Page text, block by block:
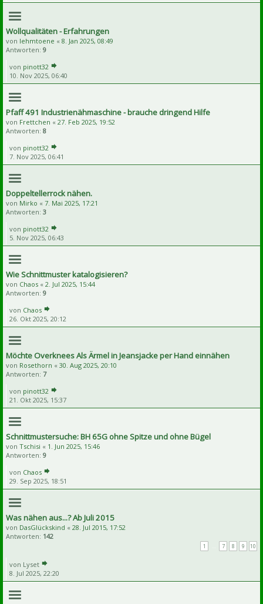
Wollqualitäten - Erfahrungen
von lehmtoene « 8. Jan 2025, 08:49
Antworten: 9
von pinott32
10. Nov 2025, 06:40
Pfaff 491 Industrienähmaschine - brauche dringend Hilfe
von Frettchen « 27. Feb 2025, 19:52
Antworten: 8
von pinott32
7. Nov 2025, 06:41
Doppeltellerrock nähen.
von Mirko « 7. Mai 2025, 17:21
Antworten: 3
von pinott32
5. Nov 2025, 06:43
Wie Schnittmuster katalogisieren?
von Chaos « 2. Jul 2025, 15:44
Antworten: 9
von Chaos
26. Okt 2025, 20:12
Möchte Overknees Als Ärmel in Jeansjacke per Hand einnähen
von Rosethorn « 30. Aug 2025, 20:10
Antworten: 7
von pinott32
21. Okt 2025, 15:37
Schnittmustersuche: BH 65G ohne Spitze und ohne Bügel
von Tschisi « 1. Jun 2025, 15:46
Antworten: 9
von Chaos
29. Sep 2025, 18:51
Was nähen aus...? Ab Juli 2015
von DasGlückskind « 28. Jul 2015, 17:52
Antworten: 142
1 7 8 9 10
von Lyset
8. Jul 2025, 22:20